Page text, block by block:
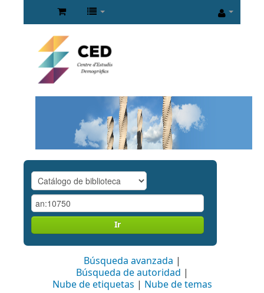
Ir
Búsqueda avanzada
Búsqueda de autoridad
Nube de etiquetas
Nube de temas